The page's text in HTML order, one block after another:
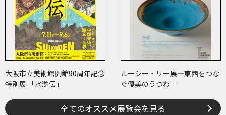
大阪市立美術館開館90周年記念
特別展 「水滸伝」
ルーシー・リー展―東西をつな
ぐ優美のうつわ―
全てのオススメ展覧会を見る